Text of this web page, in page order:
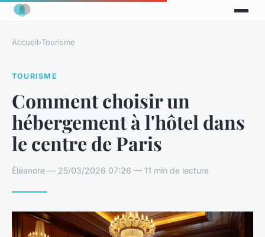
Accueil›Tourisme
TOURISME
Comment choisir un
hébergement à l'hôtel dans
le centre de Paris
Éléanore — 25/03/2026 07:26 — 11 min de lecture